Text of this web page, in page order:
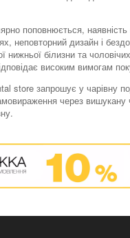
поповнюється, наявність
неповторний дизайн і
нижньої білизни та
високим вимогам
store запрошує у чарівну
через вишукану